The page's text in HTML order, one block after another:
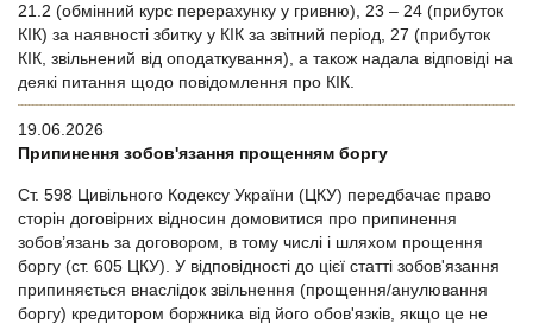
21.2 (обмінний курс перерахунку у гривню), 23 – 24 (прибуток
КІК) за наявності збитку у КІК за звітний період, 27 (прибуток
КІК, звільнений від оподаткування), а також надала відповіді на
деякі питання щодо повідомлення про КІК.
19.06.2026
Припинення зобов'язання прощенням боргу
Ст. 598 Цивільного Кодексу України (ЦКУ) передбачає право
сторін договірних відносин домовитися про припинення
зобов’язань за договором, в тому числі і шляхом прощення
боргу (ст. 605 ЦКУ). У відповідності до цієї статті зобов'язання
припиняється внаслідок звільнення (прощення/анулювання
боргу) кредитором боржника від його обов'язків, якщо це не